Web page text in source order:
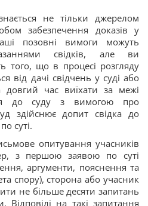
не тільки джерелом
забезпечення доказів у
позовні вимоги можуть
свідків, але ви
того, що в процесі розгляду
від дачі свідчень у суді або
час виїхати за межі
до суду з вимогою про
здійснює допит свідка до
суті.
опитування учасників
з першою заявою по суті
аргументи, пояснення та
спору), сторона або учасник
не більше десяти запитань
Відповіді на такі запитання